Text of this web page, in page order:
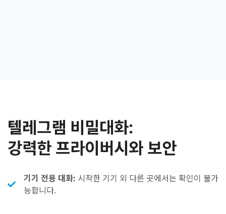
텔레그램 비밀대화:
강력한 프라이버시와 보안
기기 전용 대화: 시작한 기기 외 다른 곳에서는 확인이 불가
능합니다.